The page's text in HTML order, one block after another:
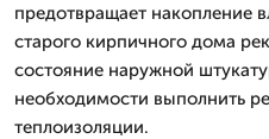
предотвращает накопление
старого кирпичного дома
состояние наружной
необходимости выполнить
теплоизоляции.